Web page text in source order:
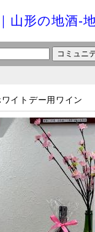
山形の地酒-
ワイトデー用ワイン